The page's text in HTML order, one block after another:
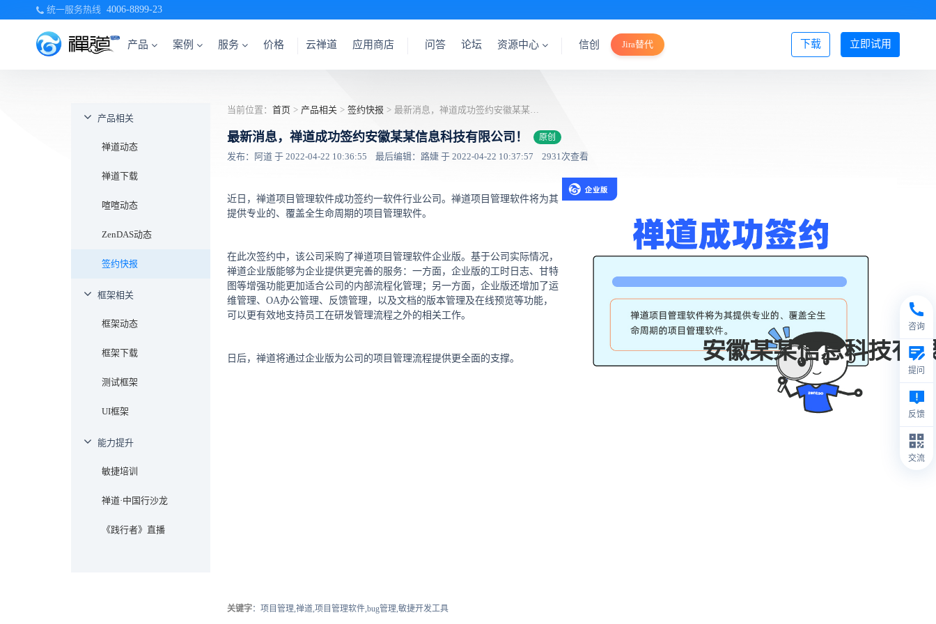
统一服务热线 4006-8899-23
产品 案例 服务 价格 立即试用
下载
云禅道 应用商店 问答 论坛 资源中心 信创 Jira替代 登录/注册
产品相关
禅道动态
禅道下载
喧喧动态
ZenDAS动态
签约快报
框架相关
框架动态
框架下载
测试框架
UI框架
能力提升
敏捷培训
禅道·中国行沙龙
《践行者》直播
当前位置： 首页 > 产品相关 > 签约快报 > 最新消息，禅道成功签约安徽某某信息科技有限公司！
最新消息，禅道成功签约安徽某某信息科技有限公司！ 原创
发布：阿道 于 2022-04-22 10:36:55 最后编辑：路婕 于 2022-04-22 10:37:57 2931次查看
安徽某某信息科技有
近日，禅道项目管理软件成功签约一软件行业公司。禅道项目管理软件将为其
提供专业的、覆盖全生命周期的项目管理软件。
在此次签约中，该公司采购了禅道项目管理软件企业版。基于公司实际情况，
禅道企业版能够为企业提供更完善的服务：一方面，企业版的工时日志、甘特
图等增强功能更加适合公司的内部流程化管理；另一方面，企业版还增加了运
维管理、OA办公管理、反馈管理，以及文档的版本管理及在线预览等功能，
可以更有效地支持员工在研发管理流程之外的相关工作。
日后，禅道将通过企业版为公司的项目管理流程提供更全面的支撑。
关键字：项目管理,禅道,项目管理软件,bug管理,敏捷开发工具
咨询
提问
反馈
交流